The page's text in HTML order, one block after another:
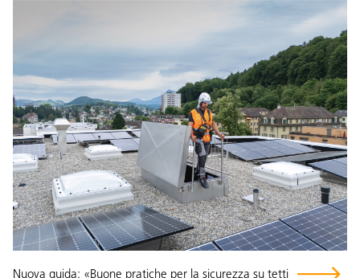
Nuova guida: «Buone pratiche per la sicurezza su tetti